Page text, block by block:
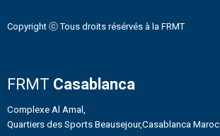
Copyright ⓒ Tous droits résérvés à la FRMT
FRMT Casablanca
Complexe Al Amal,
Quartiers des Sports Beausejour,Casablanca Maroc.